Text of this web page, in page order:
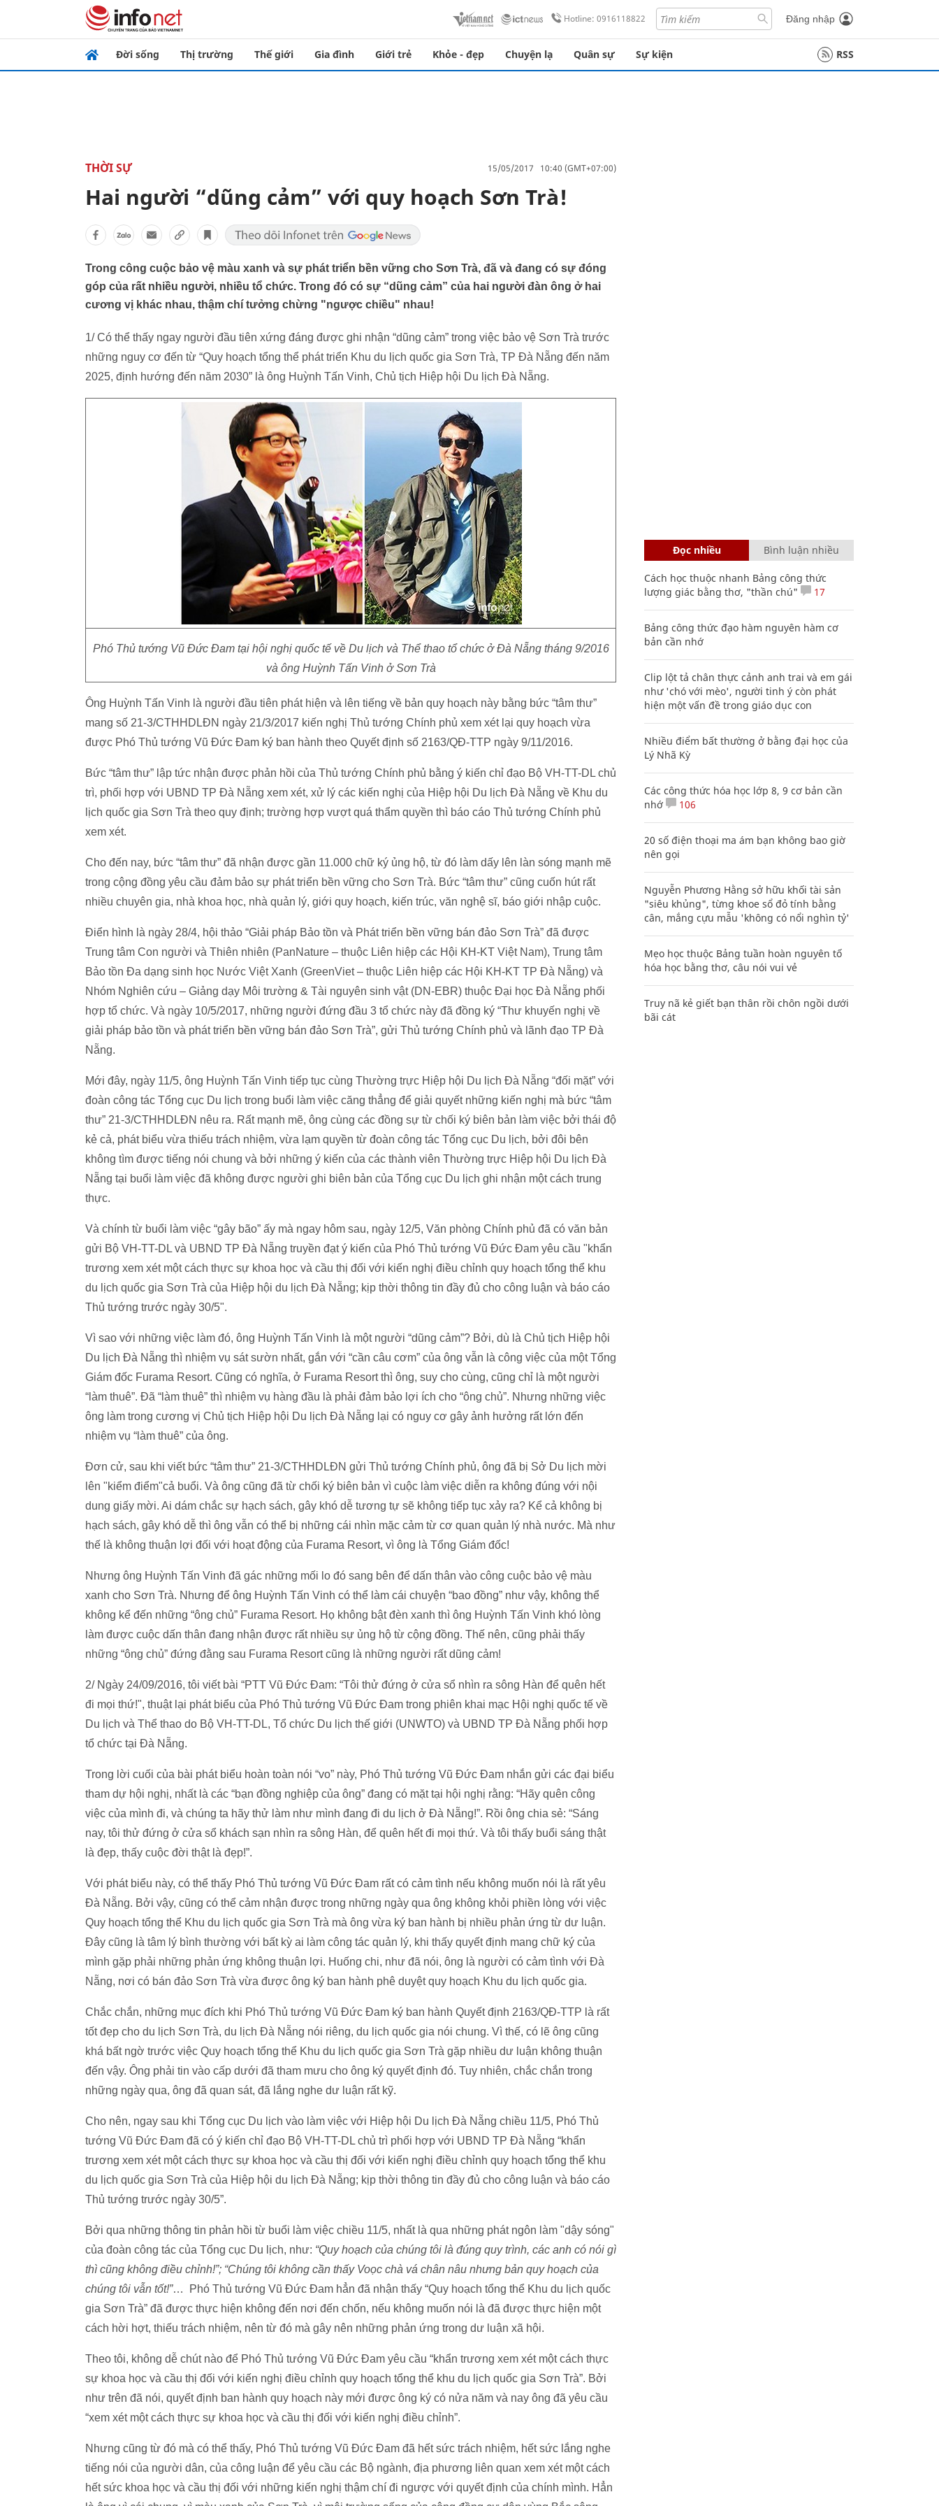
Hotline: 0916118822 Đăng nhập
Đời sống Thị trường Thế giới Gia đình Giới trẻ Khỏe - đẹp Chuyện lạ Quân sự Sự kiện RSS
THỜI SỰ 15/05/2017 10:40 (GMT+07:00)
Hai người “dũng cảm” với quy hoạch Sơn Trà!
Trong công cuộc bảo vệ màu xanh và sự phát triển bền vững cho Sơn Trà, đã và đang có sự đóng
góp của rất nhiều người, nhiều tổ chức. Trong đó có sự “dũng cảm” của hai người đàn ông ở hai
cương vị khác nhau, thậm chí tưởng chừng "ngược chiều" nhau!
1/ Có thể thấy ngay người đầu tiên xứng đáng được ghi nhận “dũng cảm” trong việc bảo vệ Sơn Trà trước
những nguy cơ đến từ “Quy hoạch tổng thể phát triển Khu du lịch quốc gia Sơn Trà, TP Đà Nẵng đến năm
2025, định hướng đến năm 2030” là ông Huỳnh Tấn Vinh, Chủ tịch Hiệp hội Du lịch Đà Nẵng.
Phó Thủ tướng Vũ Đức Đam tại hội nghị quốc tế về Du lịch và Thể thao tổ chức ở Đà Nẵng tháng 9/2016
và ông Huỳnh Tấn Vinh ở Sơn Trà
Ông Huỳnh Tấn Vinh là người đầu tiên phát hiện và lên tiếng về bản quy hoạch này bằng bức “tâm thư”
mang số 21-3/CTHHDLĐN ngày 21/3/2017 kiến nghị Thủ tướng Chính phủ xem xét lại quy hoạch vừa
được Phó Thủ tướng Vũ Đức Đam ký ban hành theo Quyết định số 2163/QĐ-TTP ngày 9/11/2016.
Bức “tâm thư” lập tức nhận được phản hồi của Thủ tướng Chính phủ bằng ý kiến chỉ đạo Bộ VH-TT-DL chủ
trì, phối hợp với UBND TP Đà Nẵng xem xét, xử lý các kiến nghị của Hiệp hội Du lịch Đà Nẵng về Khu du
lịch quốc gia Sơn Trà theo quy định; trường hợp vượt quá thẩm quyền thì báo cáo Thủ tướng Chính phủ
xem xét.
Cho đến nay, bức “tâm thư” đã nhận được gần 11.000 chữ ký ủng hộ, từ đó làm dấy lên làn sóng mạnh mẽ
trong cộng đồng yêu cầu đảm bảo sự phát triển bền vững cho Sơn Trà. Bức “tâm thư” cũng cuốn hút rất
nhiều chuyên gia, nhà khoa học, nhà quản lý, giới quy hoạch, kiến trúc, văn nghệ sĩ, báo giới nhập cuộc.
Điển hình là ngày 28/4, hội thảo “Giải pháp Bảo tồn và Phát triển bền vững bán đảo Sơn Trà” đã được
Trung tâm Con người và Thiên nhiên (PanNature – thuộc Liên hiệp các Hội KH-KT Việt Nam), Trung tâm
Bảo tồn Đa dạng sinh học Nước Việt Xanh (GreenViet – thuộc Liên hiệp các Hội KH-KT TP Đà Nẵng) và
Nhóm Nghiên cứu – Giảng dạy Môi trường & Tài nguyên sinh vật (DN-EBR) thuộc Đại học Đà Nẵng phối
hợp tổ chức. Và ngày 10/5/2017, những người đứng đầu 3 tổ chức này đã đồng ký “Thư khuyến nghị về
giải pháp bảo tồn và phát triển bền vững bán đảo Sơn Trà”, gửi Thủ tướng Chính phủ và lãnh đạo TP Đà
Nẵng.
Mới đây, ngày 11/5, ông Huỳnh Tấn Vinh tiếp tục cùng Thường trực Hiệp hội Du lịch Đà Nẵng “đối mặt” với
đoàn công tác Tổng cục Du lịch trong buổi làm việc căng thẳng để giải quyết những kiến nghị mà bức “tâm
thư” 21-3/CTHHDLĐN nêu ra. Rất mạnh mẽ, ông cùng các đồng sự từ chối ký biên bản làm việc bởi thái độ
kẻ cả, phát biểu vừa thiếu trách nhiệm, vừa lạm quyền từ đoàn công tác Tổng cục Du lịch, bởi đôi bên
không tìm được tiếng nói chung và bởi những ý kiến của các thành viên Thường trực Hiệp hội Du lịch Đà
Nẵng tại buổi làm việc đã không được người ghi biên bản của Tổng cục Du lịch ghi nhận một cách trung
thực.
Và chính từ buổi làm việc “gây bão” ấy mà ngay hôm sau, ngày 12/5, Văn phòng Chính phủ đã có văn bản
gửi Bộ VH-TT-DL và UBND TP Đà Nẵng truyền đạt ý kiến của Phó Thủ tướng Vũ Đức Đam yêu cầu "khẩn
trương xem xét một cách thực sự khoa học và cầu thị đối với kiến nghị điều chỉnh quy hoạch tổng thể khu
du lịch quốc gia Sơn Trà của Hiệp hội du lịch Đà Nẵng; kịp thời thông tin đầy đủ cho công luận và báo cáo
Thủ tướng trước ngày 30/5".
Vì sao với những việc làm đó, ông Huỳnh Tấn Vinh là một người “dũng cảm”? Bởi, dù là Chủ tịch Hiệp hội
Du lịch Đà Nẵng thì nhiệm vụ sát sườn nhất, gắn với “cần câu cơm” của ông vẫn là công việc của một Tổng
Giám đốc Furama Resort. Cũng có nghĩa, ở Furama Resort thì ông, suy cho cùng, cũng chỉ là một người
“làm thuê”. Đã “làm thuê” thì nhiệm vụ hàng đầu là phải đảm bảo lợi ích cho “ông chủ”. Nhưng những việc
ông làm trong cương vị Chủ tịch Hiệp hội Du lịch Đà Nẵng lại có nguy cơ gây ảnh hưởng rất lớn đến
nhiệm vụ “làm thuê” của ông.
Đơn cử, sau khi viết bức “tâm thư” 21-3/CTHHDLĐN gửi Thủ tướng Chính phủ, ông đã bị Sở Du lịch mời
lên "kiểm điểm"cả buổi. Và ông cũng đã từ chối ký biên bản vì cuộc làm việc diễn ra không đúng với nội
dung giấy mời. Ai dám chắc sự hạch sách, gây khó dễ tương tự sẽ không tiếp tục xảy ra? Kể cả không bị
hạch sách, gây khó dễ thì ông vẫn có thể bị những cái nhìn mặc cảm từ cơ quan quản lý nhà nước. Mà như
thế là không thuận lợi đối với hoạt động của Furama Resort, vì ông là Tổng Giám đốc!
Nhưng ông Huỳnh Tấn Vinh đã gác những mối lo đó sang bên để dấn thân vào công cuộc bảo vệ màu
xanh cho Sơn Trà. Nhưng để ông Huỳnh Tấn Vinh có thể làm cái chuyện “bao đồng” như vậy, không thể
không kể đến những “ông chủ” Furama Resort. Họ không bật đèn xanh thì ông Huỳnh Tấn Vinh khó lòng
làm được cuộc dấn thân đang nhận được rất nhiều sự ủng hộ từ cộng đồng. Thế nên, cũng phải thấy
những “ông chủ” đứng đằng sau Furama Resort cũng là những người rất dũng cảm!
2/ Ngày 24/09/2016, tôi viết bài “PTT Vũ Đức Đam: “Tôi thử đứng ở cửa sổ nhìn ra sông Hàn để quên hết
đi mọi thứ!", thuật lại phát biểu của Phó Thủ tướng Vũ Đức Đam trong phiên khai mạc Hội nghị quốc tế về
Du lịch và Thể thao do Bộ VH-TT-DL, Tổ chức Du lịch thế giới (UNWTO) và UBND TP Đà Nẵng phối hợp
tổ chức tại Đà Nẵng.
Trong lời cuối của bài phát biểu hoàn toàn nói “vo” này, Phó Thủ tướng Vũ Đức Đam nhắn gửi các đại biểu
tham dự hội nghị, nhất là các “bạn đồng nghiệp của ông” đang có mặt tại hội nghị rằng: “Hãy quên công
việc của mình đi, và chúng ta hãy thử làm như mình đang đi du lịch ở Đà Nẵng!”. Rồi ông chia sẻ: “Sáng
nay, tôi thử đứng ở cửa sổ khách sạn nhìn ra sông Hàn, để quên hết đi mọi thứ. Và tôi thấy buổi sáng thật
là đẹp, thấy cuộc đời thật là đẹp!”.
Với phát biểu này, có thể thấy Phó Thủ tướng Vũ Đức Đam rất có cảm tình nếu không muốn nói là rất yêu
Đà Nẵng. Bởi vậy, cũng có thể cảm nhận được trong những ngày qua ông không khỏi phiền lòng với việc
Quy hoạch tổng thể Khu du lịch quốc gia Sơn Trà mà ông vừa ký ban hành bị nhiều phản ứng từ dư luận.
Đây cũng là tâm lý bình thường với bất kỳ ai làm công tác quản lý, khi thấy quyết định mang chữ ký của
mình gặp phải những phản ứng không thuận lợi. Huống chi, như đã nói, ông là người có cảm tình với Đà
Nẵng, nơi có bán đảo Sơn Trà vừa được ông ký ban hành phê duyệt quy hoạch Khu du lịch quốc gia.
Chắc chắn, những mục đích khi Phó Thủ tướng Vũ Đức Đam ký ban hành Quyết định 2163/QĐ-TTP là rất
tốt đẹp cho du lịch Sơn Trà, du lịch Đà Nẵng nói riêng, du lịch quốc gia nói chung. Vì thế, có lẽ ông cũng
khá bất ngờ trước việc Quy hoạch tổng thể Khu du lịch quốc gia Sơn Trà gặp nhiều dư luận không thuận
đến vậy. Ông phải tin vào cấp dưới đã tham mưu cho ông ký quyết định đó. Tuy nhiên, chắc chắn trong
những ngày qua, ông đã quan sát, đã lắng nghe dư luận rất kỹ.
Cho nên, ngay sau khi Tổng cục Du lịch vào làm việc với Hiệp hội Du lịch Đà Nẵng chiều 11/5, Phó Thủ
tướng Vũ Đức Đam đã có ý kiến chỉ đạo Bộ VH-TT-DL chủ trì phối hợp với UBND TP Đà Nẵng “khẩn
trương xem xét một cách thực sự khoa học và cầu thị đối với kiến nghị điều chỉnh quy hoạch tổng thể khu
du lịch quốc gia Sơn Trà của Hiệp hội du lịch Đà Nẵng; kịp thời thông tin đầy đủ cho công luận và báo cáo
Thủ tướng trước ngày 30/5”.
Bởi qua những thông tin phản hồi từ buổi làm việc chiều 11/5, nhất là qua những phát ngôn làm "dậy sóng"
của đoàn công tác của Tổng cục Du lịch, như: “Quy hoạch của chúng tôi là đúng quy trình, các anh có nói gì
thì cũng không điều chỉnh!”; “Chúng tôi không cần thấy Voọc chà vá chân nâu nhưng bản quy hoạch của
chúng tôi vẫn tốt!”… Phó Thủ tướng Vũ Đức Đam hẳn đã nhận thấy “Quy hoạch tổng thể Khu du lịch quốc
gia Sơn Trà” đã được thực hiện không đến nơi đến chốn, nếu không muốn nói là đã được thực hiện một
cách hời hợt, thiếu trách nhiệm, nên từ đó mà gây nên những phản ứng trong dư luận xã hội.
Theo tôi, không dễ chút nào để Phó Thủ tướng Vũ Đức Đam yêu cầu “khẩn trương xem xét một cách thực
sự khoa học và cầu thị đối với kiến nghị điều chỉnh quy hoạch tổng thể khu du lịch quốc gia Sơn Trà”. Bởi
như trên đã nói, quyết định ban hành quy hoạch này mới được ông ký có nửa năm và nay ông đã yêu cầu
“xem xét một cách thực sự khoa học và cầu thị đối với kiến nghị điều chỉnh”.
Nhưng cũng từ đó mà có thể thấy, Phó Thủ tướng Vũ Đức Đam đã hết sức trách nhiệm, hết sức lắng nghe
tiếng nói của người dân, của công luận để yêu cầu các Bộ ngành, địa phương liên quan xem xét một cách
hết sức khoa học và cầu thị đối với những kiến nghị thậm chí đi ngược với quyết định của chính mình. Hẳn
Đọc nhiều Bình luận nhiều
Cách học thuộc nhanh Bảng công thức
lượng giác bằng thơ, "thần chú"
17
Bảng công thức đạo hàm nguyên hàm cơ
bản cần nhớ
Clip lột tả chân thực cảnh anh trai và em gái
như 'chó với mèo', người tinh ý còn phát
hiện một vấn đề trong giáo dục con
Nhiều điểm bất thường ở bằng đại học của
Lý Nhã Kỳ
Các công thức hóa học lớp 8, 9 cơ bản cần
nhớ
106
20 số điện thoại ma ám bạn không bao giờ
nên gọi
Nguyễn Phương Hằng sở hữu khối tài sản
"siêu khủng", từng khoe sổ đỏ tính bằng
cân, mắng cựu mẫu 'không có nổi nghìn tỷ'
Mẹo học thuộc Bảng tuần hoàn nguyên tố
hóa học bằng thơ, câu nói vui vẻ
Truy nã kẻ giết bạn thân rồi chôn ngồi dưới
bãi cát